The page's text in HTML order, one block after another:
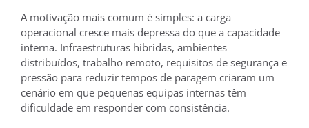
A motivação mais comum é simples: a carga
operacional cresce mais depressa do que a capacidade
interna. Infraestruturas híbridas, ambientes
distribuídos, trabalho remoto, requisitos de segurança e
pressão para reduzir tempos de paragem criaram um
cenário em que pequenas equipas internas têm
dificuldade em responder com consistência.